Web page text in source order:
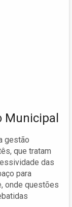
Municipal
gestão
que tratam
das
para
onde questões